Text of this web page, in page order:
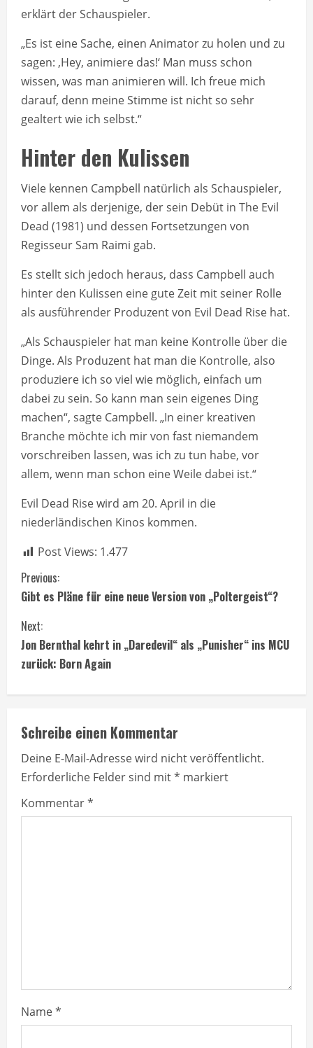
erklärt der Schauspieler.
„Es ist eine Sache, einen Animator zu holen und zu
sagen: ‚Hey, animiere das!‘ Man muss schon
wissen, was man animieren will. Ich freue mich
darauf, denn meine Stimme ist nicht so sehr
gealtert wie ich selbst.“
Hinter den Kulissen
Viele kennen Campbell natürlich als Schauspieler,
vor allem als derjenige, der sein Debüt in The Evil
Dead (1981) und dessen Fortsetzungen von
Regisseur Sam Raimi gab.
Es stellt sich jedoch heraus, dass Campbell auch
hinter den Kulissen eine gute Zeit mit seiner Rolle
als ausführender Produzent von Evil Dead Rise hat.
„Als Schauspieler hat man keine Kontrolle über die
Dinge. Als Produzent hat man die Kontrolle, also
produziere ich so viel wie möglich, einfach um
dabei zu sein. So kann man sein eigenes Ding
machen“, sagte Campbell. „In einer kreativen
Branche möchte ich mir von fast niemandem
vorschreiben lassen, was ich zu tun habe, vor
allem, wenn man schon eine Weile dabei ist.“
Evil Dead Rise wird am 20. April in die
niederländischen Kinos kommen.
Post Views: 1.477
C
o
n
t
i
n
u
e
R
g
Previous:
Gibt es Pläne für eine neue Version von „Poltergeist“?
Next:
Jon Bernthal kehrt in „Daredevil“ als „Punisher“ ins MCU
zurück: Born Again
Schreibe einen Kommentar
Deine E-Mail-Adresse wird nicht veröffentlicht.
Erforderliche Felder sind mit* markiert
Kommentar*
Name*